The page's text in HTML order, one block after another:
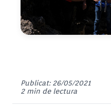
Publicat: 26/05/2021
2 min de lectura